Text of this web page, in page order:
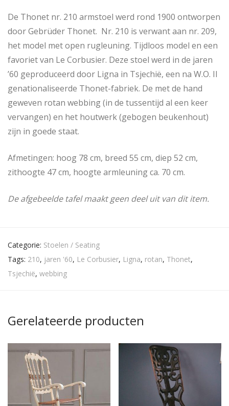
De Thonet nr. 210 armstoel werd rond 1900 ontworpen
door Gebrüder Thonet. Nr. 210 is verwant aan nr. 209,
het model met open rugleuning. Tijdloos model en een
favoriet van Le Corbusier. Deze stoel werd in de jaren
’60 geproduceerd door Ligna in Tsjechië, een na W.O. II
genationaliseerde Thonet-fabriek. De met de hand
geweven rotan webbing (in de tussentijd al een keer
vervangen) en het houtwerk (gebogen beukenhout)
zijn in goede staat.
Afmetingen: hoog 78 cm, breed 55 cm, diep 52 cm,
zithoogte 47 cm, hoogte armleuning ca. 70 cm.
De afgebeelde tafel maakt geen deel uit van dit item.
Categorie: Stoelen / Seating
Tags: 210, jaren '60, Le Corbusier, Ligna, rotan, Thonet,
Tsjechië, webbing
Gerelateerde producten